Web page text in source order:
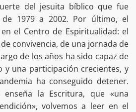
del jesuita bíblico que fue
1979 a 2002. Por último, el
el Centro de Espiritualidad: el
convivencia, de una jornada de
de los años ha sido capaz de
y una participación crecientes, y
ha conseguido detener.
enseña la Escritura, que «una
volvemos a leer en el